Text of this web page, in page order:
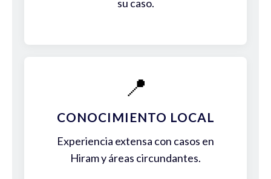
su caso.
📍
CONOCIMIENTO LOCAL
Experiencia extensa con casos en
Hiram y áreas circundantes.